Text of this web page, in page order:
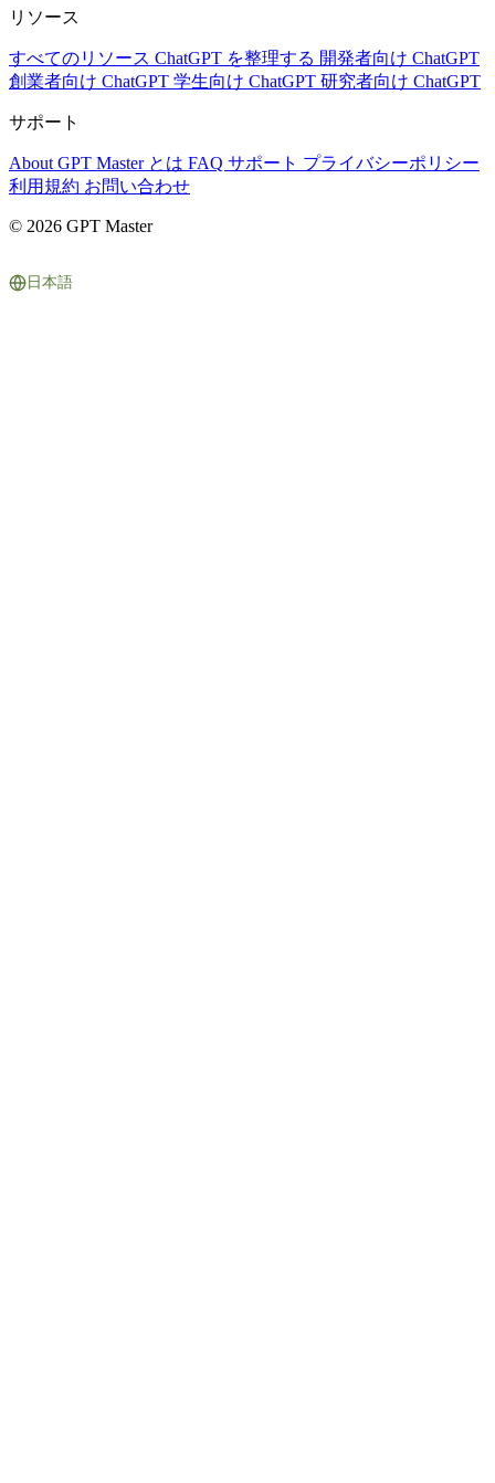
リソース
すべてのリソース ChatGPT を整理する 開発者向け ChatGPT
創業者向け ChatGPT 学生向け ChatGPT 研究者向け ChatGPT
サポート
About GPT Master とは FAQ サポート プライバシーポリシー
利用規約 お問い合わせ
© 2026 GPT Master
日本語